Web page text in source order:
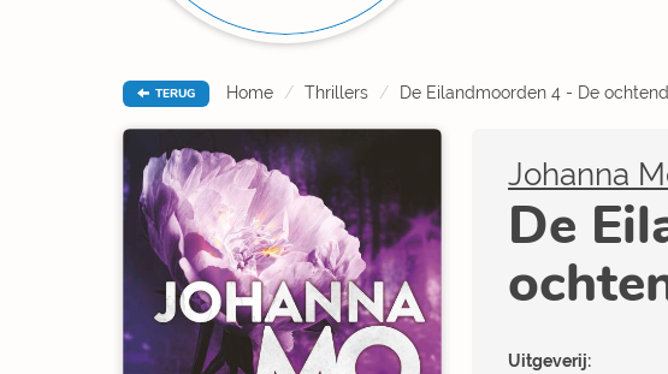
TERUG Home Thrillers De Eilandmoorden 4 - De
Johanna
De
Uitgeverij: